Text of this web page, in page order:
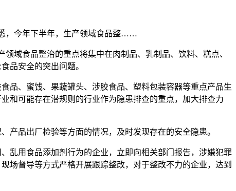
，今年下半年，生产领域食品整……
域食品整治的重点将集中在肉制品、乳制品、饮料、糕点、
品安全的突出问题。
品、蜜饯、果蔬罐头、涉胶食品、塑料包装容器等重点产品生
和可能存在潜规则的行业作为隐患排查的重点，加大排查力
产品出厂检验等方面的情况，及时发现存在的安全隐患。
乱用食品添加剂行为的企业，立即向相关部门报告，涉嫌犯罪
场督导等方式严格开展跟踪整改，对于整改不力的企业，达到